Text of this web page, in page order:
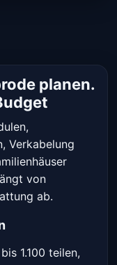
planen.
Verkabelung
von
ab.
1.100 teilen,